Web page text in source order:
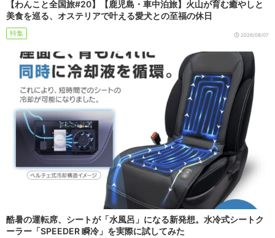
【わんこと全国旅#20】【鹿児島・車中泊旅】火山が育む癒やしと
美食を巡る、オステリアで叶える愛犬との至福の休日
特集 2026/08/07
酷暑の運転席、シートが「水風呂」になる新発想。水冷式シートク
ーラー「SPEEDER 瞬冷」を実際に試してみた